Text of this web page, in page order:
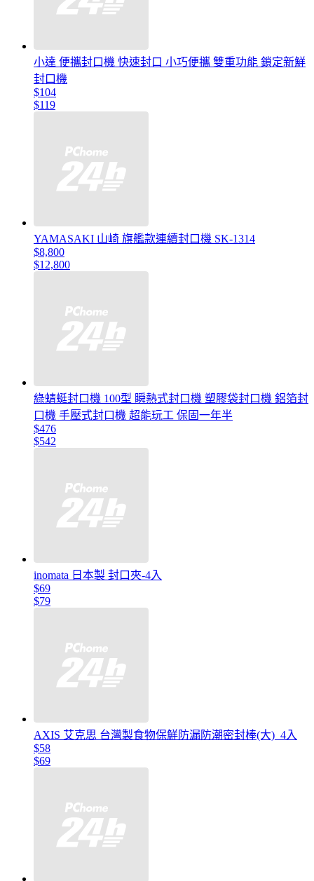
小達 便攜封口機 快速封口 小巧便攜 雙重功能 鎖定新鮮
封口機
$104
$119
YAMASAKI 山崎 旗艦款連續封口機 SK-1314
$8,800
$12,800
綠蜻蜓封口機 100型 瞬熱式封口機 塑膠袋封口機 鋁箔封
口機 手壓式封口機 超能玩工 保固一年半
$476
$542
inomata 日本製 封口夾-4入
$69
$79
AXIS 艾克思 台灣製食物保鮮防漏防潮密封棒(大)_4入
$58
$69